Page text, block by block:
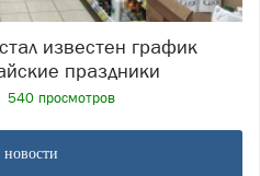
праздники
540 просмотров